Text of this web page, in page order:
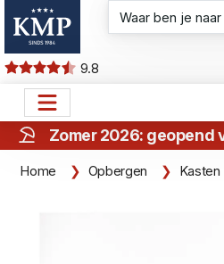
9.8
Zomer 2026: geopend
Home Opbergen Kasten